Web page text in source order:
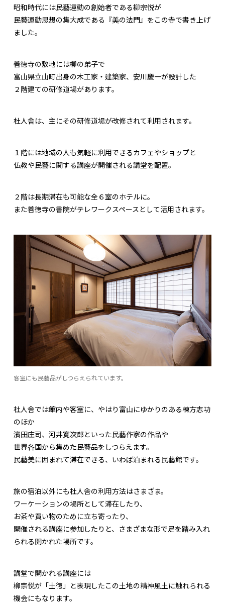
昭和時代には民藝運動の創始者である柳宗悦が
民藝運動思想の集大成である『美の法門』をこの寺で書き上げ
ました。
善徳寺の敷地には柳の弟子で
富山県立山町出身の木工家・建築家、安川慶一が設計した
２階建ての研修道場があります。
杜人舎は、主にその研修道場が改修されて利用されます。
１階には地域の人も気軽に利用できるカフェやショップと
仏教や民藝に関する講座が開催される講堂を配置。
２階は長期滞在も可能な全６室のホテルに。
また善徳寺の書院がテレワークスペースとして活用されます。
客室にも民藝品がしつらえられています。
杜人舎では館内や客室に、やはり富山にゆかりのある棟方志功
のほか
濱田庄司、河井寛次郎といった民藝作家の作品や
世界各国から集めた民藝品をしつらえます。
民藝美に囲まれて滞在できる、いわば泊まれる民藝館です。
旅の宿泊以外にも杜人舎の利用方法はさまざま。
ワーケーションの場所として滞在したり、
お茶や買い物のために立ち寄ったり、
開催される講座に参加したりと、さまざまな形で足を踏み入れ
られる開かれた場所です。
講堂で開かれる講座には
柳宗悦が「土徳」と表現したこの土地の精神風土に触れられる
機会にもなります。